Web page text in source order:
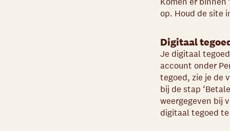
op. Houd de site
Digitaal
Je digitaal
account onder
tegoed, zie je de
bij de stap
weergegeven bij
digitaal tegoed